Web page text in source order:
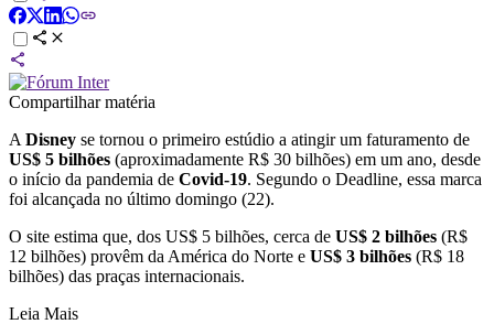
Compartilhar matéria
A Disney se tornou o primeiro estúdio a atingir um faturamento de
US$ 5 bilhões (aproximadamente R$ 30 bilhões) em um ano, desde
o início da pandemia de Covid-19. Segundo o Deadline, essa marca
foi alcançada no último domingo (22).
O site estima que, dos US$ 5 bilhões, cerca de US$ 2 bilhões (R$
12 bilhões) provêm da América do Norte e US$ 3 bilhões (R$ 18
bilhões) das praças internacionais.
Leia Mais